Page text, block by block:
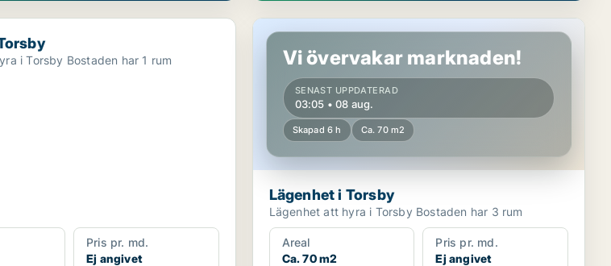
Lägenhet att hyra i Torsby Bostaden har 1 rum
Pris pr. md.
Ej angivet
Lägenhet i Torsby
Vi övervakar marknaden!
SENAST UPPDATERAD
03:05 • 08 aug.
Skapad 6 h Ca. 70 m2
Lägenhet i Torsby
Lägenhet att hyra i Torsby Bostaden har 3 rum
Areal
Ca. 70 m2
Pris pr. md.
Ej angivet